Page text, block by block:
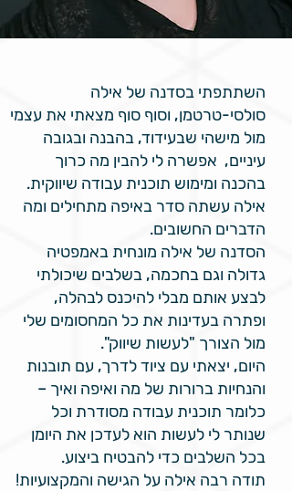
השתתפתי בסדנה של אילה
סולסי-טרטמן, וסוף סוף מצאתי את עצמי
מול מישהי שבעידוד, בהבנה ובגובה
עיניים, אפשרה לי להבין מה כרוך
בהכנה ומימוש תוכנית עבודה שיווקית.
אילה עשתה סדר באיפה מתחילים ומה
הדברים החשובים.
הסדנה של אילה מונחית באמפטיה
גדולה וגם בחכמה, בשלבים שיכולתי
לבצע אותם מבלי להיכנס לבהלה,
ופתרה בעדינות את כל המחסומים שלי
מול הצורך "לעשות שיווק".
היום, יצאתי עם ציוד לדרך, עם תובנות
והנחיות ברורות של מה ואיפה ואיך –
כלומר תוכנית עבודה מסודרת וכל
שנותר לי לעשות הוא לעדכן את היומן
בכל השלבים כדי להבטיח ביצוע.
תודה רבה אילה על הגישה והמקצועיות!